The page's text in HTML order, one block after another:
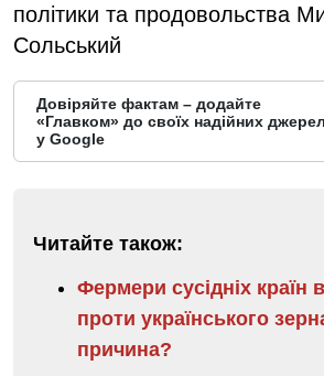
політики та продовольства
Сольський
Довіряйте фактам – додайте
«Главком» до своїх надійних джерел
у Google
Читайте також:
Фермери сусідніх країн
проти українського
причина?